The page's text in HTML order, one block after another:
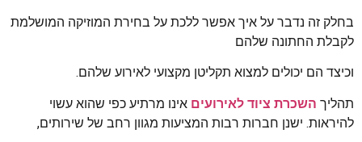
בחלק זה נדבר על איך אפשר ללכת על בחירת המוזיקה המושלמת
לקבלת החתונה שלהם
וכיצד הם יכולים למצוא תקליטן מקצועי לאירוע שלהם.
תהליך השכרת ציוד לאירועים אינו מרתיע כפי שהוא עשוי
להיראות. ישנן חברות רבות המציעות מגוון רחב של שירותים,